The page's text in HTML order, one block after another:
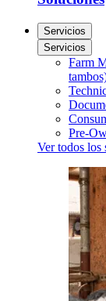
Servicios
Servicios
Farm
Pre-
Ver todos los